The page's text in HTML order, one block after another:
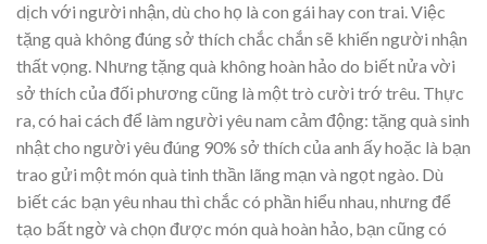
dịch với người nhận, dù cho họ là con gái hay con trai. Việc
tặng quà không đúng sở thích chắc chắn sẽ khiến người nhận
thất vọng. Nhưng tặng quà không hoàn hảo do biết nửa vời
sở thích của đối phương cũng là một trò cười trớ trêu. Thực
ra, có hai cách để làm người yêu nam cảm động: tặng quà sinh
nhật cho người yêu đúng 90% sở thích của anh ấy hoặc là bạn
trao gửi một món quà tinh thần lãng mạn và ngọt ngào. Dù
biết các bạn yêu nhau thì chắc có phần hiểu nhau, nhưng để
tạo bất ngờ và chọn được món quà hoàn hảo, bạn cũng có